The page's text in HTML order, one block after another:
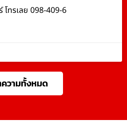
โทรเลย 098-409-6
วามทั้งหมด